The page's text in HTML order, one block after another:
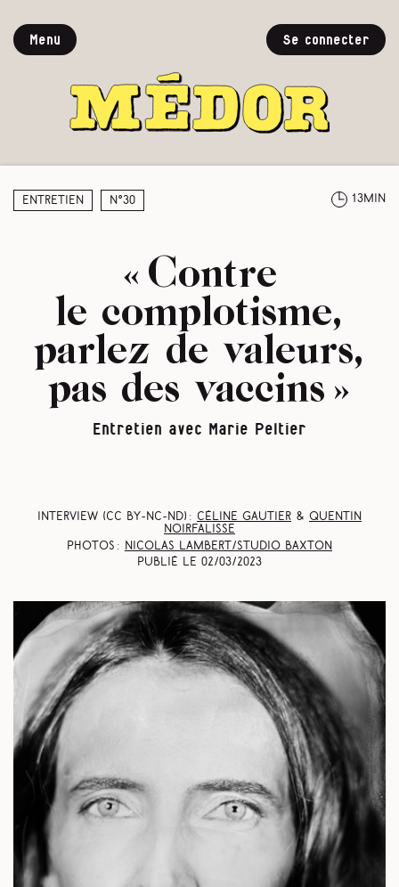
Menu Se connecter
Entretien N°30 13min
« Contre
le complotisme,
parlez de valeurs,
pas des vaccins »
Entretien avec Marie Peltier
Interview (CC BY-NC-ND) : Céline Gautier & Quentin
Noirfalisse
Photos :
Nicolas Lambert/Studio Baxton
Publié le 02/03/2023